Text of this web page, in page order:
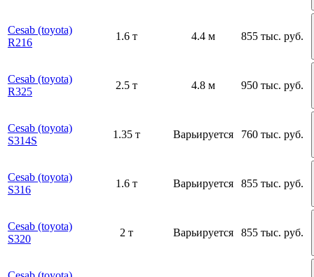
Cesab (toyota)
R216
1.6 т 4.4 м 855 тыс. руб.
Cesab (toyota)
R325
2.5 т 4.8 м 950 тыс. руб.
Cesab (toyota)
S314S
1.35 т Варьируется 760 тыс. руб.
Cesab (toyota)
S316
1.6 т Варьируется 855 тыс. руб.
Cesab (toyota)
S320
2 т Варьируется 855 тыс. руб.